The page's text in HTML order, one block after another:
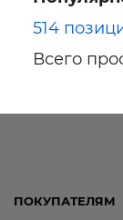
514
Всего
ПОКУПАТЕЛЯМ